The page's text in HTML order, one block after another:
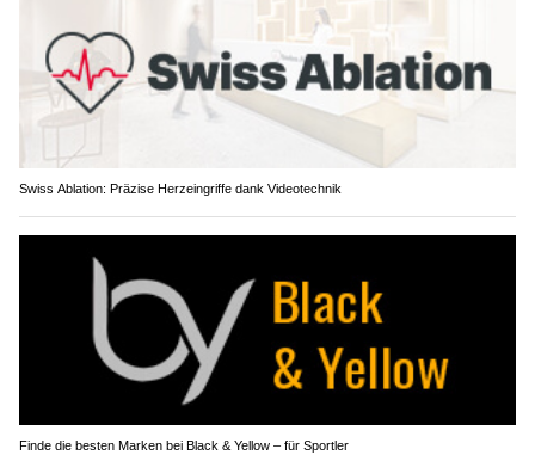
Swiss Ablation: Präzise Herzeingriffe dank Videotechnik
Finde die besten Marken bei Black & Yellow – für Sportler